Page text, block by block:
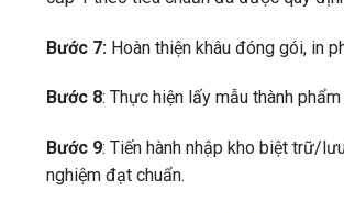
Bước 7: Hoàn thiện khâu đóng gói, in
Bước 8: Thực hiện lấy mẫu thành
Bước 9: Tiến hành nhập kho biệt trữ/
nghiệm đạt chuẩn.